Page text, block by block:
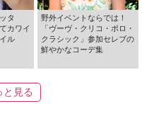
タ
カワイ
ル
野外イベントならでは！
「ヴーヴ・クリコ・ポロ・
クラシック」参加セレブの
鮮やかなコーデ集
と見る